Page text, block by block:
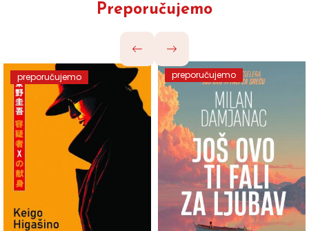
Preporučujemo
preporučujemo preporučujemo